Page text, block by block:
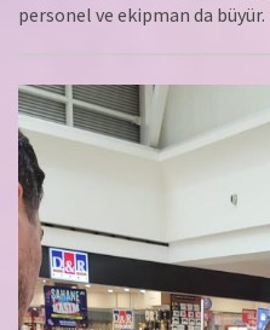
personel ve ekipman da büyür.